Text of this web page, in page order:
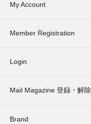
My Account
Member Registration
Login
Mail Magazine 登録・解除
Brand